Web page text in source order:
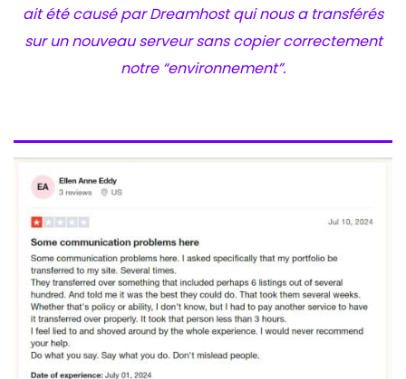
ait été causé par Dreamhost qui nous a transférés
sur un nouveau serveur sans copier correctement
notre “environnement”.